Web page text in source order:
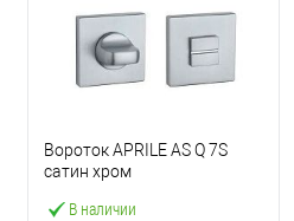
В наличии
Вороток APRILE AS Q 7S
сатин хром